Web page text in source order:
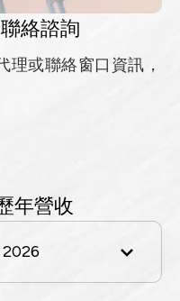
聯絡諮詢
理或聯絡窗口資訊，
年營收
2026